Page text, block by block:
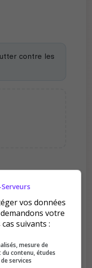
contre les
Misty
vos données
votre
suivants :
mesure de
contenu, études
services